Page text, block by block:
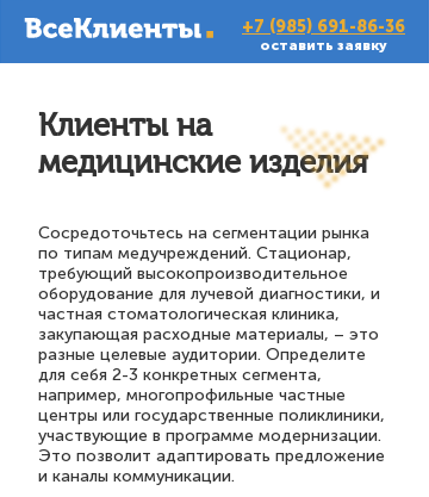
+7 (985) 691-86-36
оставить заявку
Клиенты на
медицинские изделия
Сосредоточьтесь на сегментации рынка
по типам медучреждений. Стационар,
требующий высокопроизводительное
оборудование для лучевой диагностики, и
частная стоматологическая клиника,
закупающая расходные материалы, – это
разные целевые аудитории. Определите
для себя 2-3 конкретных сегмента,
например, многопрофильные частные
центры или государственные поликлиники,
участвующие в программе модернизации.
Это позволит адаптировать предложение
и каналы коммуникации.